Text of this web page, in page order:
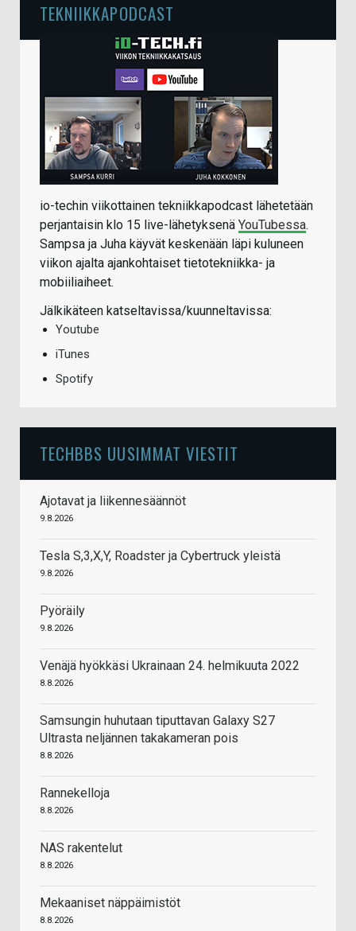
TEKNIIKKAPODCAST
io-techin viikottainen tekniikkapodcast lähetetään
perjantaisin klo 15 live-lähetyksenä YouTubessa.
Sampsa ja Juha käyvät keskenään läpi kuluneen
viikon ajalta ajankohtaiset tietotekniikka- ja
mobiiliaiheet.
Jälkikäteen katseltavissa/kuunneltavissa:
Youtube
iTunes
Spotify
TECHBBS UUSIMMAT VIESTIT
Ajotavat ja liikennesäännöt
9.8.2026
Tesla S,3,X,Y, Roadster ja Cybertruck yleistä
9.8.2026
Pyöräily
9.8.2026
Venäjä hyökkäsi Ukrainaan 24. helmikuuta 2022
8.8.2026
Samsungin huhutaan tiputtavan Galaxy S27
Ultrasta neljännen takakameran pois
8.8.2026
Rannekelloja
8.8.2026
NAS rakentelut
8.8.2026
Mekaaniset näppäimistöt
8.8.2026